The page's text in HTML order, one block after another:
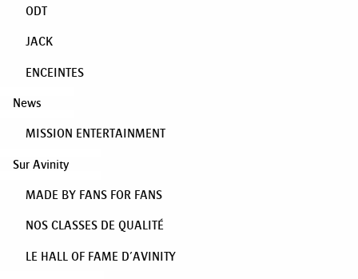
ODT
JACK
ENCEINTES
News
MISSION ENTERTAINMENT
Sur Avinity
MADE BY FANS FOR FANS
NOS CLASSES DE QUALITÉ
LE HALL OF FAME D’AVINITY